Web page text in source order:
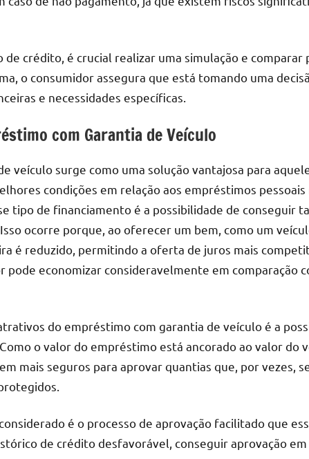
de crédito, é crucial realizar uma simulação e comparar
o consumidor assegura que está tomando uma
e necessidades específicas.
com Garantia de Veículo
veículo surge como uma solução vantajosa para
condições em relação aos empréstimos pessoais
tipo de financiamento é a possibilidade de conseguir
ocorre porque, ao oferecer um bem, como um
é reduzido, permitindo a oferta de juros mais
pode economizar consideravelmente em comparação
do empréstimo com garantia de veículo é a
o valor do empréstimo está ancorado ao valor do
mais seguros para aprovar quantias que, por vezes,
é o processo de aprovação facilitado que
de crédito desfavorável, conseguir aprovação